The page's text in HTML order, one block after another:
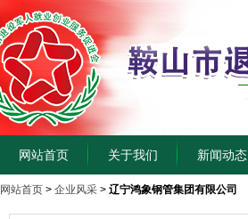
网站首页 关于我们 新闻动态
网站首页 > 企业风采 > 辽宁鸿象钢管集团有限公司